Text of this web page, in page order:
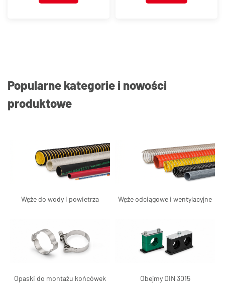
Popularne kategorie i nowości
produktowe
Węże do wody i powietrza Węże odciągowe i wentylacyjne
Opaski do montażu końcówek Obejmy DIN 3015